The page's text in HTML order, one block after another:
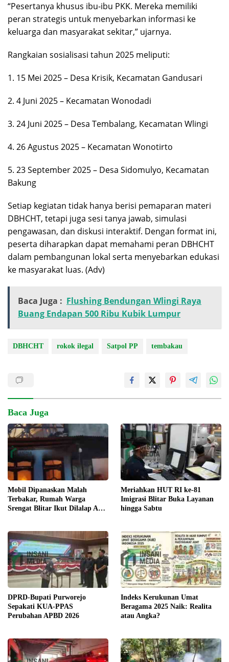
“Pesertanya khusus ibu-ibu PKK. Mereka memiliki
peran strategis untuk menyebarkan informasi ke
keluarga dan masyarakat sekitar,” ujarnya.
Rangkaian sosialisasi tahun 2025 meliputi:
1. 15 Mei 2025 – Desa Krisik, Kecamatan Gandusari
2. 4 Juni 2025 – Kecamatan Wonodadi
3. 24 Juni 2025 – Desa Tembalang, Kecamatan Wlingi
4. 26 Agustus 2025 – Kecamatan Wonotirto
5. 23 September 2025 – Desa Sidomulyo, Kecamatan
Bakung
Setiap kegiatan tidak hanya berisi pemaparan materi
DBHCHT, tetapi juga sesi tanya jawab, simulasi
pengawasan, dan diskusi interaktif. Dengan format ini,
peserta diharapkan dapat memahami peran DBHCHT
dalam pembangunan lokal serta menyebarkan edukasi
ke masyarakat luas. (Adv)
Baca Juga : Flushing Bendungan Wlingi Raya
Buang Endapan 500 Ribu Kubik Lumpur
DBHCHT rokok ilegal Satpol PP tembakau
Baca Juga
Mobil Dipanaskan Malah
Terbakar, Rumah Warga
Srengat Blitar Ikut Dilalap Api,
Meriahkan HUT RI ke-81
Imigrasi Blitar Buka Layanan
hingga Sabtu
DPRD-Bupati Purworejo
Sepakati KUA-PPAS
Perubahan APBD 2026
Indeks Kerukunan Umat
Beragama 2025 Naik: Realita
atau Angka?